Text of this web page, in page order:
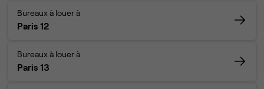
Bureaux à louer à
Paris 12
Bureaux à louer à
Paris 13